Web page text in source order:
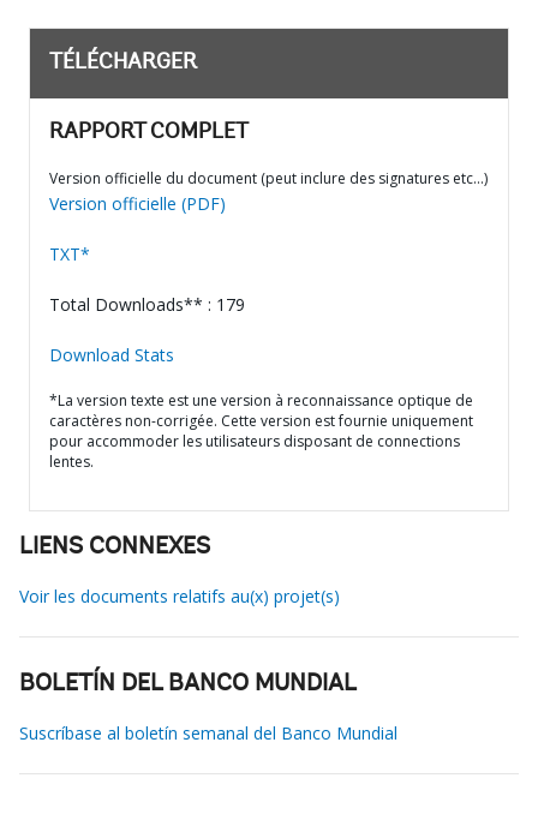
TÉLÉCHARGER
RAPPORT COMPLET
Version officielle du document (peut inclure des signatures etc…)
Version officielle (PDF)
TXT*
Total Downloads** : 179
Download Stats
*La version texte est une version à reconnaissance optique de
caractères non-corrigée. Cette version est fournie uniquement
pour accommoder les utilisateurs disposant de connections
lentes.
LIENS CONNEXES
Voir les documents relatifs au(x) projet(s)
BOLETÍN DEL BANCO MUNDIAL
Suscríbase al boletín semanal del Banco Mundial